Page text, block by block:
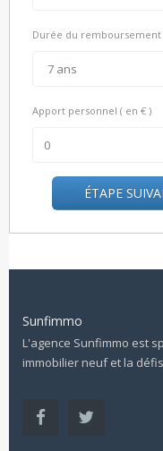
Durée du remboursement
Apport personnel ( en € )
ÉTAPE
Sunfimmo
L'agence Sunfimmo est
immobilier neuf et la